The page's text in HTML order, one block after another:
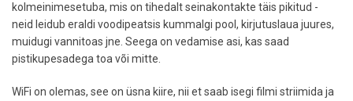
kolmeinimesetuba, mis on tihedalt seinakontakte täis pikitud -
neid leidub eraldi voodipeatsis kummalgi pool, kirjutuslaua juures,
muidugi vannitoas jne. Seega on vedamise asi, kas saad
pistikupesadega toa või mitte.
WiFi on olemas, see on üsna kiire, nii et saab isegi filmi striimida ja